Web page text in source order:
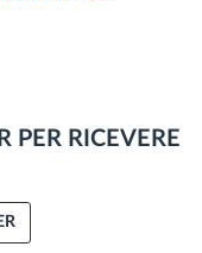
PER RICEVERE